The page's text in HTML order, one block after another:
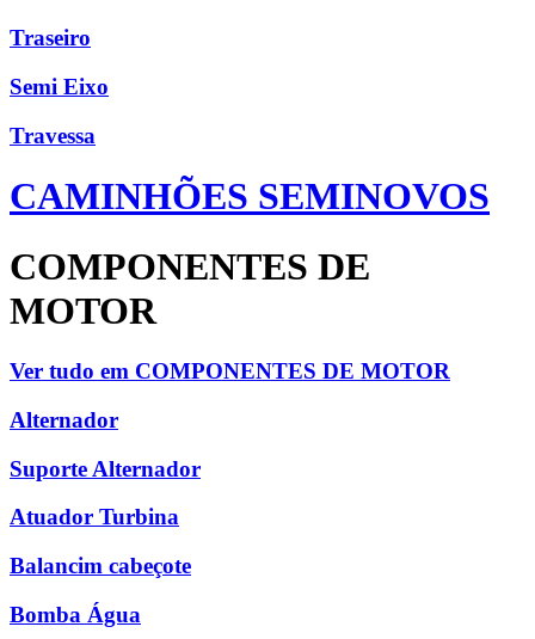
Traseiro
Semi Eixo
Travessa
CAMINHÕES SEMINOVOS
COMPONENTES DE
MOTOR
Ver tudo em COMPONENTES DE MOTOR
Alternador
Suporte Alternador
Atuador Turbina
Balancim cabeçote
Bomba Água